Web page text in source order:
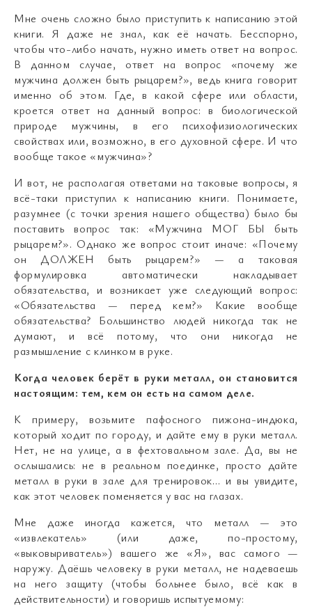
Мне очень сложно было приступить к написанию этой
книги. Я даже не знал, как её начать. Бесспорно,
чтобы что-либо начать, нужно иметь ответ на вопрос.
В данном случае, ответ на вопрос «почему же
мужчина должен быть рыцарем?», ведь книга говорит
именно об этом. Где, в какой сфере или области,
кроется ответ на данный вопрос: в биологической
природе мужчины, в его психофизиологических
свойствах или, возможно, в его духовной сфере. И что
вообще такое «мужчина»?
И вот, не располагая ответами на таковые вопросы, я
всё-таки приступил к написанию книги. Понимаете,
разумнее (с точки зрения нашего общества) было бы
поставить вопрос так: «Мужчина МОГ БЫ быть
рыцарем?». Однако же вопрос стоит иначе: «Почему
он ДОЛЖЕН быть рыцарем?» — а таковая
формулировка автоматически накладывает
обязательства, и возникает уже следующий вопрос:
«Обязательства— перед кем?» Какие вообще
обязательства? Большинство людей никогда так не
думают, и всё потому, что они никогда не
размышление с клинком в руке.
Когда человек берёт в руки металл, он становится
настоящим: тем, кем он есть на самом деле.
К примеру, возьмите пафосного пижона-индюка,
который ходит по городу, и дайте ему в руки металл.
Нет, не на улице, а в фехтовальном зале. Да, вы не
ослышались: не в реальном поединке, просто дайте
металл в руки в зале для тренировок… и вы увидите,
как этот человек поменяется у вас на глазах.
Мне даже иногда кажется, что металл— это
«извлекатель» (или даже, по-простому,
«выковыриватель») вашего же «Я», вас самого —
наружу. Даёшь человеку в руки металл, не надеваешь
на него защиту (чтобы больнее было, всё как в
действительности) и говоришь испытуемому: